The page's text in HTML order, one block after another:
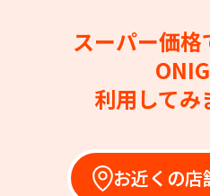
スーパー価格
利用してみ
お近くの店